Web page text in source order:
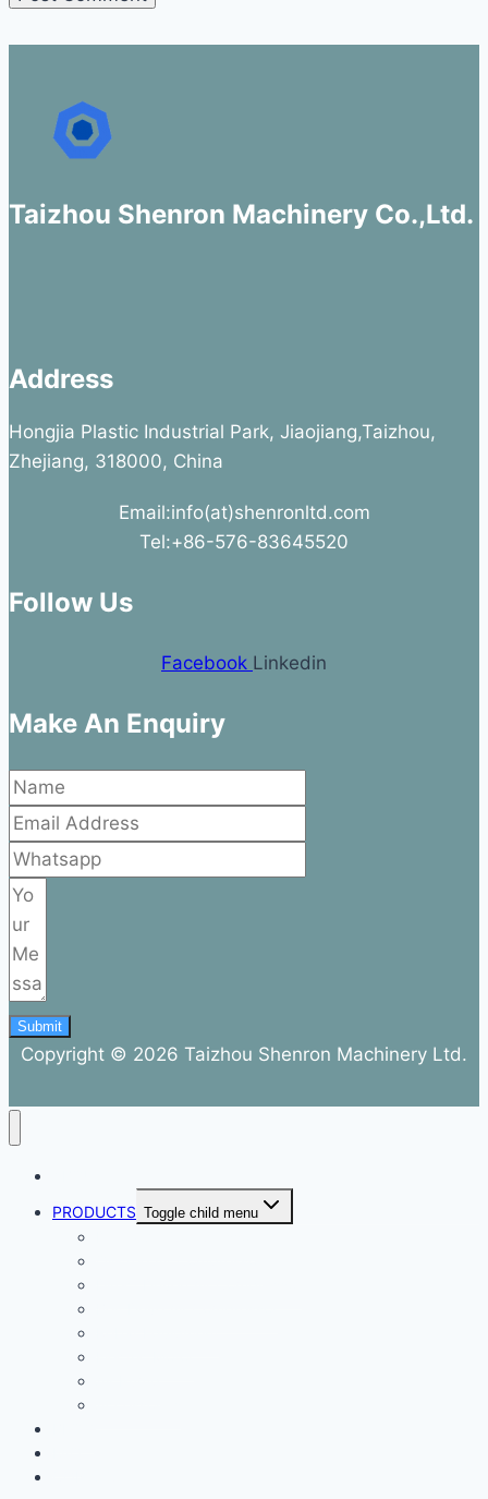
Taizhou Shenron Machinery Co.,Ltd.
Address
Hongjia Plastic Industrial Park, Jiaojiang,Taizhou,
Zhejiang, 318000, China
Email:info(at)shenronltd.com
Tel:+86-576-83645520
Follow Us
Facebook Linkedin
Make An Enquiry
Submit
Copyright © 2026 Taizhou Shenron Machinery Ltd.
PRODUCTS Toggle child menu